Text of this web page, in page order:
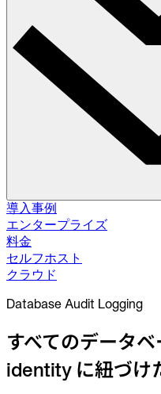
データベ
アクセス付与。データ
データベ
監査ログ。承認
導入事例
エンタープライズ
料金
セルフホスト
セルフホスト
クラウド
Database Audit Logging
すべてのデータ
identity に紐づけ